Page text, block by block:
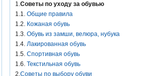
1.Советы по уходу за обувью
1.1. Общие правила
1.2. Кожаная обувь
1.3. Обувь из замши, велюра, нубука
1.4. Лакированная обувь
1.5. Спортивная обувь
1.6. Текстильная обувь
2.Советы по выбору обуви